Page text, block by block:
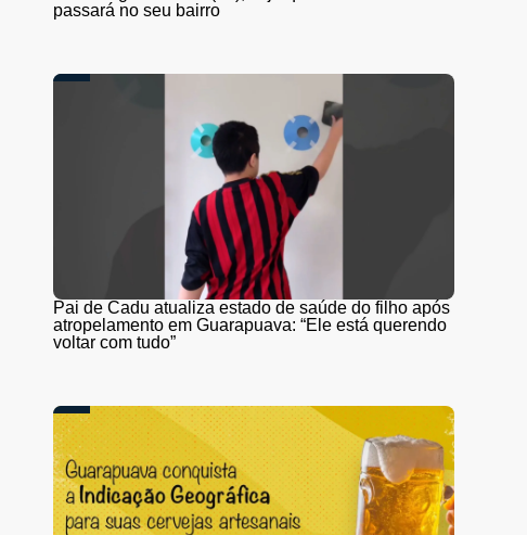
passará no seu bairro
Pai de Cadu atualiza estado de saúde do filho após
atropelamento em Guarapuava: “Ele está querendo
voltar com tudo”